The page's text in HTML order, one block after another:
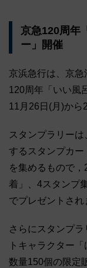
京急120周年
ー」開催
京浜急行は、京
120周年「いい風
11月26日(月)から
スタンプラリー
するスタンプカ
を集めるもので
着」、4スタンプ
でプレゼントされ
さらにスタンプ
トキャラクター
数量150個の限定